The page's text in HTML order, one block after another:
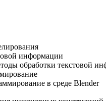
информации
обработки текстовой
в среде Blender